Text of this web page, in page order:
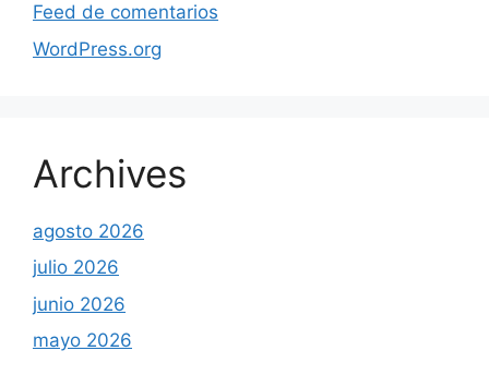
Feed de comentarios
WordPress.org
Archives
agosto 2026
julio 2026
junio 2026
mayo 2026